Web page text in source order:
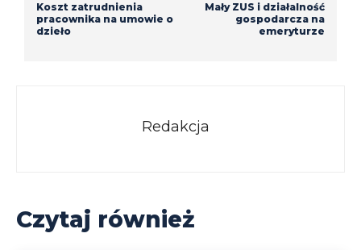
Koszt zatrudnienia
pracownika na umowie o
dzieło
Mały ZUS i działalność
gospodarcza na
emeryturze
Redakcja
Czytaj również